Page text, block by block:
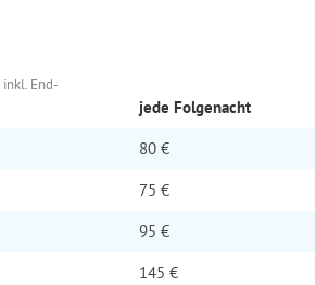
inkl. End­
jede Folge­nacht
80 €
75 €
95 €
145 €